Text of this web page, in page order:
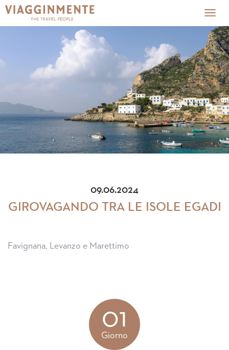
09.06.2024
GIROVAGANDO TRA LE ISOLE EGADI
Favignana, Levanzo e Marettimo
01
Giorno